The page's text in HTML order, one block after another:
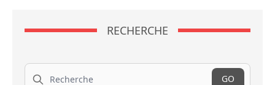
RECHERCHE
Recherche
GO